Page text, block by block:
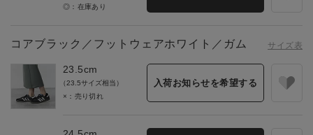
◎：在庫あり
サイズ表
コアブラック／フットウェアホワイト／ガム
23.5cm
（23.5サイズ相当）
×：売り切れ
入荷お知らせを希望する